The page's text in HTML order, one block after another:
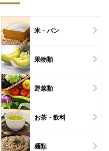
米・パン
果物類
野菜類
お茶・ 飲料
麺類